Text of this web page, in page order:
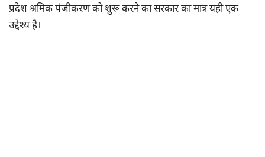
प्रदेश श्रमिक पंजीकरण को शुरू करने का सरकार का मात्र यही एक
उद्देश्य है।